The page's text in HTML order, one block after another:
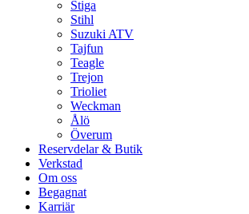
Stiga
Stihl
Suzuki ATV
Tajfun
Teagle
Trejon
Trioliet
Weckman
Ålö
Överum
Reservdelar & Butik
Verkstad
Om oss
Begagnat
Karriär